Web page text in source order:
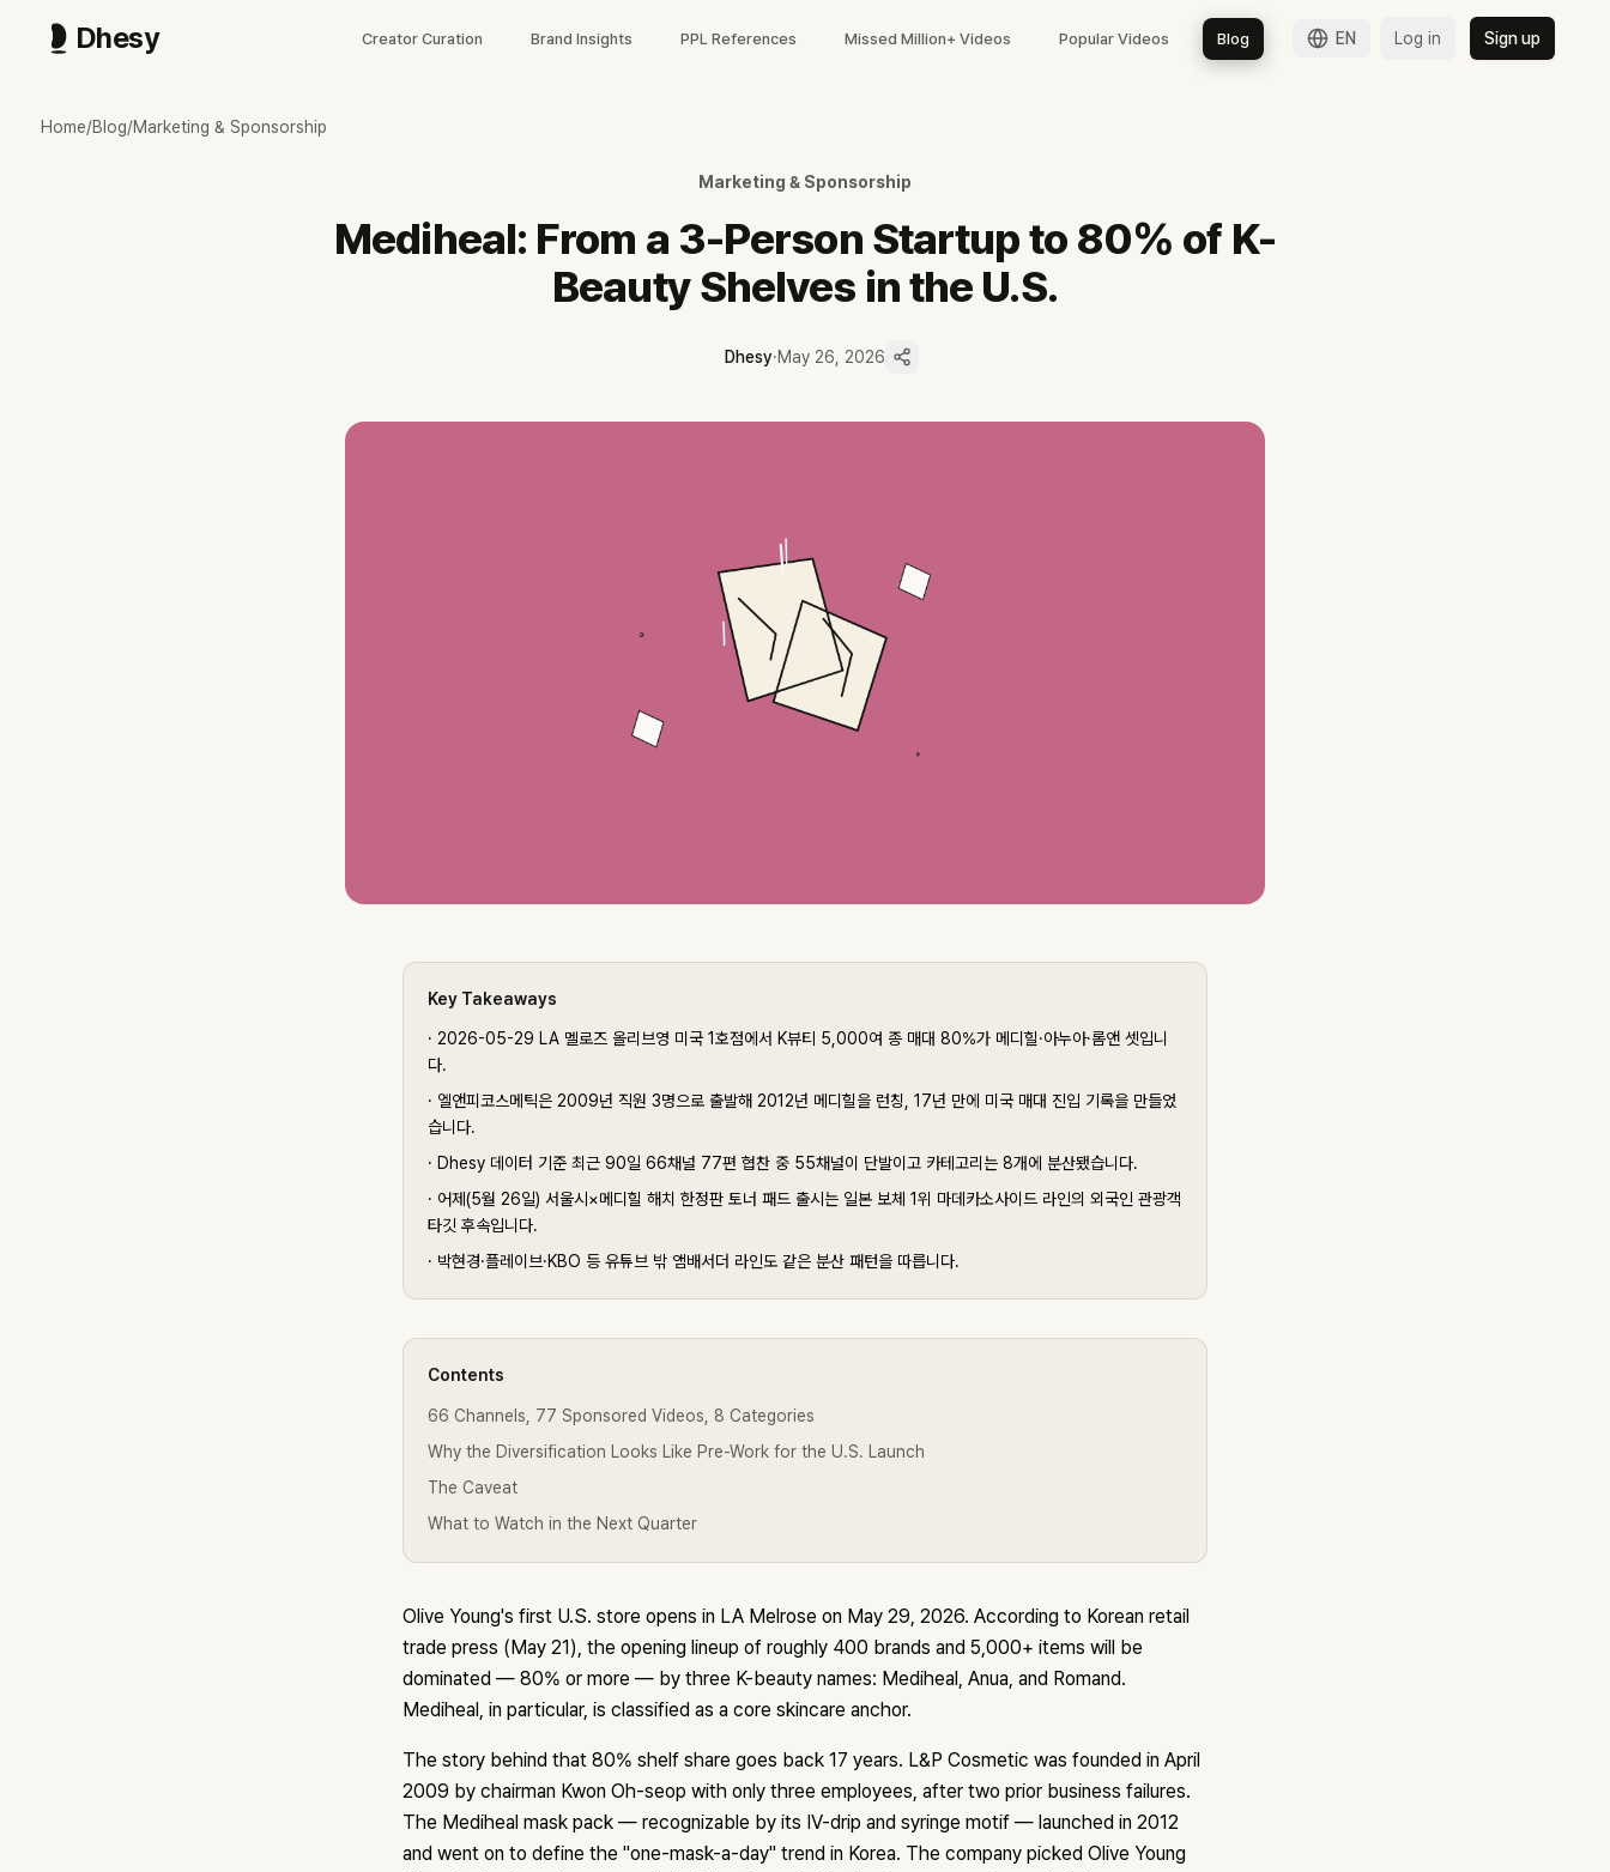
Dhesy Creator Curation Brand Insights PPL References Missed Million+ Videos Popular Videos Blog EN Log in Sign up
이틀 뒤 LA 멜로즈 올리브영 미국 1호점에서 K뷰티 5,000여 종 매대 80%를 메디힐·아누아·롬앤 셋이 차지합니다. Dhesy 데이터 기준 66채널 77편 분산 협업의 사전 작업을 분석합니다.
엘앤피코스메틱은 2009년 직원 3명으로 출발해 2012년 메디힐을 런칭, 17년 만에 미국 매대 진입 기록을 만들었습니다.
어제(5월 26일) 서울시×메디힐 해치 한정판 토너 패드 출시는 일본 보체 1위 마데카소사이드 라인의 외국인 관광객 타깃 후속입니다.
박현경·플레이브·KBO 등 유튜브 밖 앰배서더 라인도 같은 분산 패턴을 따릅니다.
Home/Blog/Marketing & Sponsorship
Marketing & Sponsorship
Mediheal: From a 3-Person Startup to 80% of K-
Beauty Shelves in the U.S.
Dhesy·May 26, 2026
Key Takeaways
· 2026-05-29 LA 멜로즈 올리브영 미국 1호점에서 K뷰티 5,000여 종 매대 80%가 메디힐·아누아·롬앤 셋입니
다.
· 엘앤피코스메틱은 2009년 직원 3명으로 출발해 2012년 메디힐을 런칭, 17년 만에 미국 매대 진입 기록을 만들었
습니다.
· Dhesy 데이터 기준 최근 90일 66채널 77편 협찬 중 55채널이 단발이고 카테고리는 8개에 분산됐습니다.
· 어제(5월 26일) 서울시×메디힐 해치 한정판 토너 패드 출시는 일본 보체 1위 마데카소사이드 라인의 외국인 관광객
타깃 후속입니다.
· 박현경·플레이브·KBO 등 유튜브 밖 앰배서더 라인도 같은 분산 패턴을 따릅니다.
Contents
66 Channels, 77 Sponsored Videos, 8 Categories
Why the Diversification Looks Like Pre-Work for the U.S. Launch
The Caveat
What to Watch in the Next Quarter
Olive Young's first U.S. store opens in LA Melrose on May 29, 2026. According to Korean retail
trade press (May 21), the opening lineup of roughly 400 brands and 5,000+ items will be
dominated — 80% or more — by three K-beauty names: Mediheal, Anua, and Romand.
Mediheal, in particular, is classified as a core skincare anchor.
The story behind that 80% shelf share goes back 17 years. L&P Cosmetic was founded in April
2009 by chairman Kwon Oh-seop with only three employees, after two prior business failures.
The Mediheal mask pack — recognizable by its IV-drip and syringe motif — launched in 2012
and went on to define the "one-mask-a-day" trend in Korea. The company picked Olive Young